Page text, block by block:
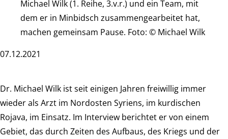
Michael Wilk (1. Reihe, 3.v.r.) und ein Team, mit
dem er in Minbidsch zusammengearbeitet hat,
machen gemeinsam Pause. Foto: © Michael Wilk
07.12.2021
Dr. Michael Wilk ist seit einigen Jahren freiwillig immer
wieder als Arzt im Nordosten Syriens, im kurdischen
Rojava, im Einsatz. Im Interview berichtet er von einem
Gebiet, das durch Zeiten des Aufbaus, des Kriegs und der